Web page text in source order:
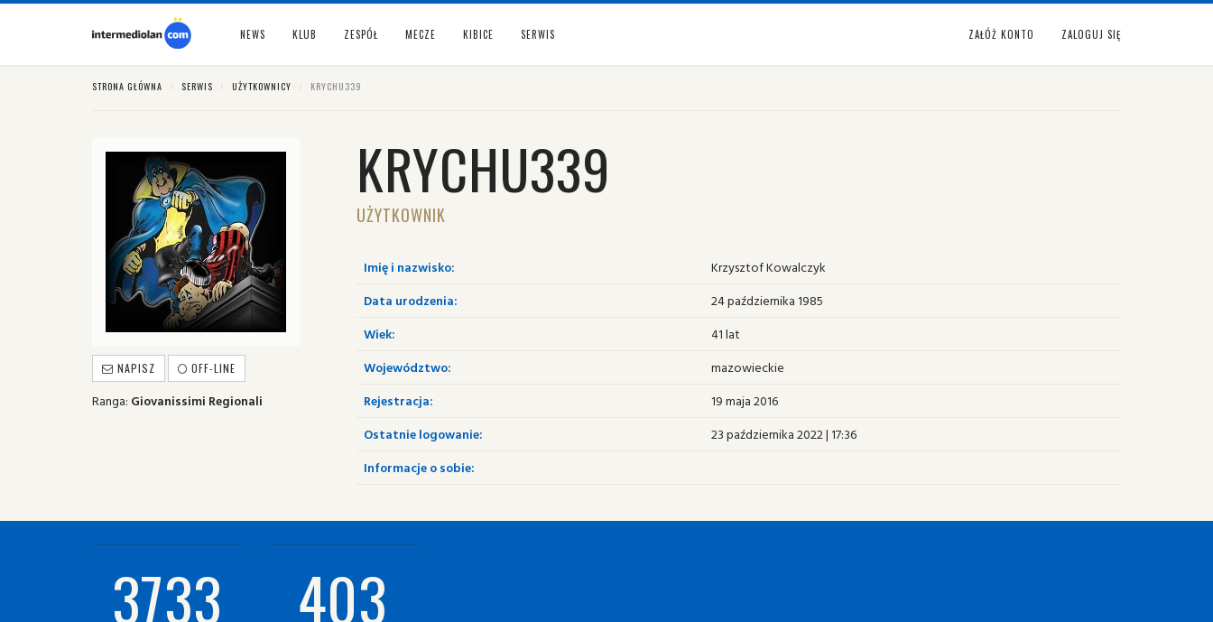
NEWS KLUB ZESPÓŁ MECZE KIBICE SERWIS ZAŁÓŻ KONTO ZALOGUJ SIĘ
STRONA GŁÓWNA SERWIS UŻYTKOWNICY KRYCHU339
NAPISZ OFF-LINE
Ranga: Giovanissimi Regionali
KRYCHU339
UŻYTKOWNIK
Imię i nazwisko:
Krzysztof Kowalczyk
Data urodzenia:
24 października 1985
Wiek:
41 lat
Województwo:
mazowieckie
Rejestracja:
19 maja 2016
Ostatnie logowanie:
23 października 2022 | 17:36
Informacje o sobie:
3733 403